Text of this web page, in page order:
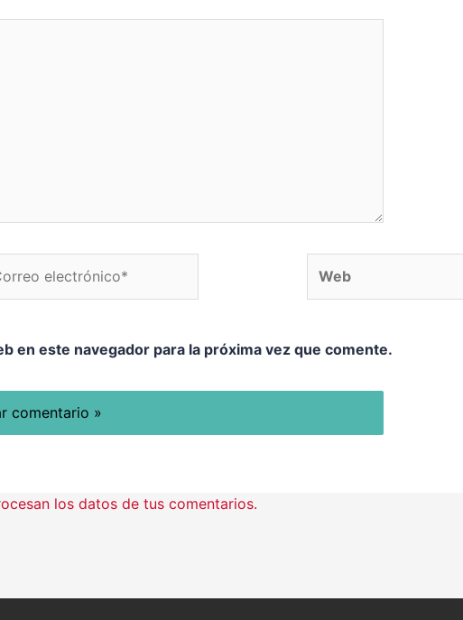
en este navegador para la próxima vez que comente.
los datos de tus comentarios.